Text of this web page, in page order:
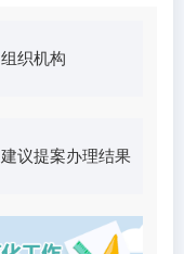
组织机构
建议提案办理结果